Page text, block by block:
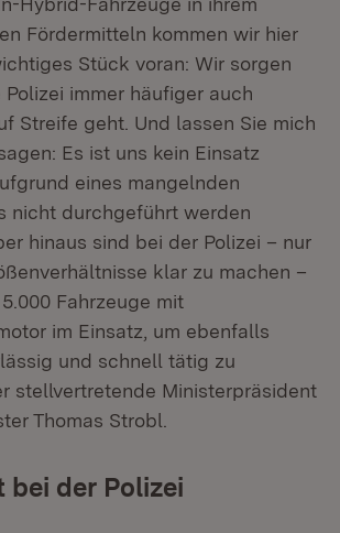
Fördermitteln kommen wir hier
Stück voran: Wir sorgen
immer häufiger auch
Streife geht. Und lassen Sie mich
Es ist uns kein Einsatz
eines mangelnden
nicht durchgeführt werden
hinaus sind bei der Polizei – nur
klar zu machen –
Fahrzeuge mit
im Einsatz, um ebenfalls
und schnell tätig zu
stellvertretende Ministerpräsident
Thomas Strobl.
bei der Polizei